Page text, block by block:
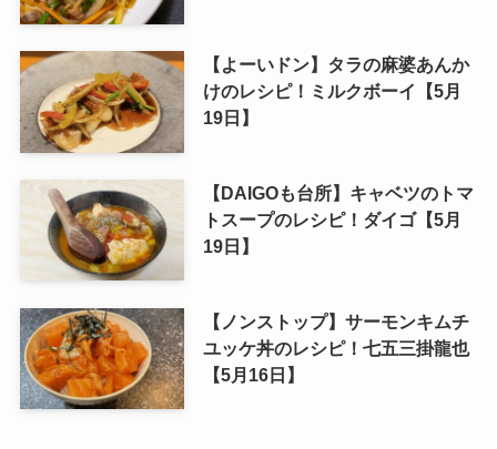
【よーいドン】タラの麻婆あんか
けのレシピ！ミルクボーイ【5月
19日】
【DAIGOも台所】キャベツのトマ
トスープのレシピ！ダイゴ【5月
19日】
【ノンストップ】サーモンキムチ
ユッケ丼のレシピ！七五三掛龍也
【5月16日】